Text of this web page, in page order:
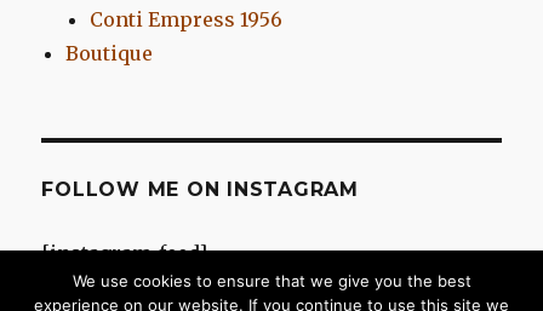
Conti Empress 1956
Boutique
FOLLOW ME ON INSTAGRAM
[instagram-feed]
We use cookies to ensure that we give you the best
experience on our website. If you continue to use this site we